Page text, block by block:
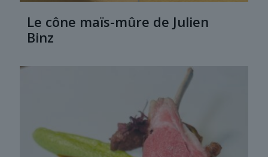
Le cône maïs-mûre de Julien
Binz